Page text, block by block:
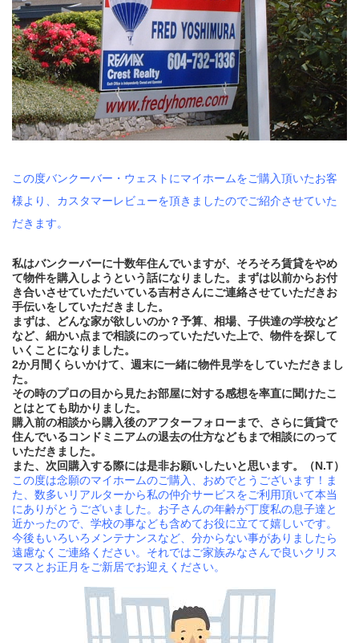
この度バンクーバー・ウェストにマイホームをご購入頂いたお客
様より、カスタマーレビューを頂きましたのでご紹介させていた
だきます。
私はバンクーバーに十数年住んでいますが、そろそろ賃貸をやめ
て物件を購入しようという話になりました。まずは以前からお付
き合いさせていただいている吉村さんにご連絡させていただきお
手伝いをしていただきました。
まずは、どんな家が欲しいのか？予算、相場、子供達の学校など
など、細かい点まで相談にのっていただいた上で、物件を探して
いくことになりました。
2か月間くらいかけて、週末に一緒に物件見学をしていただきまし
た。
その時のプロの目から見たお部屋に対する感想を率直に聞けたこ
とはとても助かりました。
購入前の相談から購入後のアフターフォローまで、さらに賃貸で
住んでいるコンドミニアムの退去の仕方などもまで相談にのって
いただきました。
また、次回購入する際には是非お願いしたいと思います。（N.T）
この度は念願のマイホームのご購入、おめでとうございます！ま
た、数多いリアルターから私の仲介サービスをご利用頂いて本当
にありがとうございました。お子さんの年齢が丁度私の息子達と
近かったので、学校の事なども含めてお役に立てて嬉しいです。
今後もいろいろメンテナンスなど、分からない事がありましたら
遠慮なくご連絡ください。それではご家族みなさんで良いクリス
マスとお正月をご新居でお迎えください。